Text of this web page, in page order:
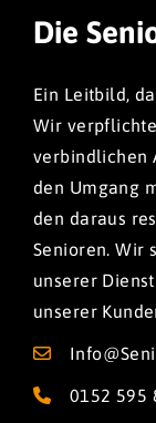
Die
Ein Leitbild,
Wir
verbindlichen
den Umgang
den daraus
Senioren. Wir
unserer
unserer
0152 595